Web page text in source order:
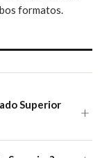
formatos.
Superior